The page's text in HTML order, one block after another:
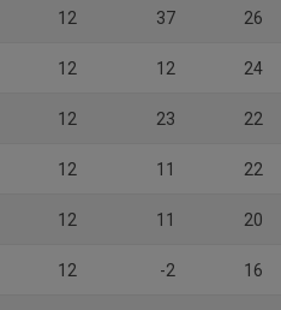
12 37 26
12 12 24
12 23 22
12 11 22
12 11 20
12 -2 16